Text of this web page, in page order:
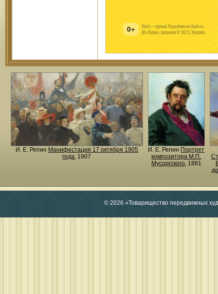
И. Е. Репин Манифестация 17 октября 1905
года, 1907
И. Е. Репин Портрет
композитора М.П.
Мусоргского, 1881
© 2026 «Товарищество передвижных